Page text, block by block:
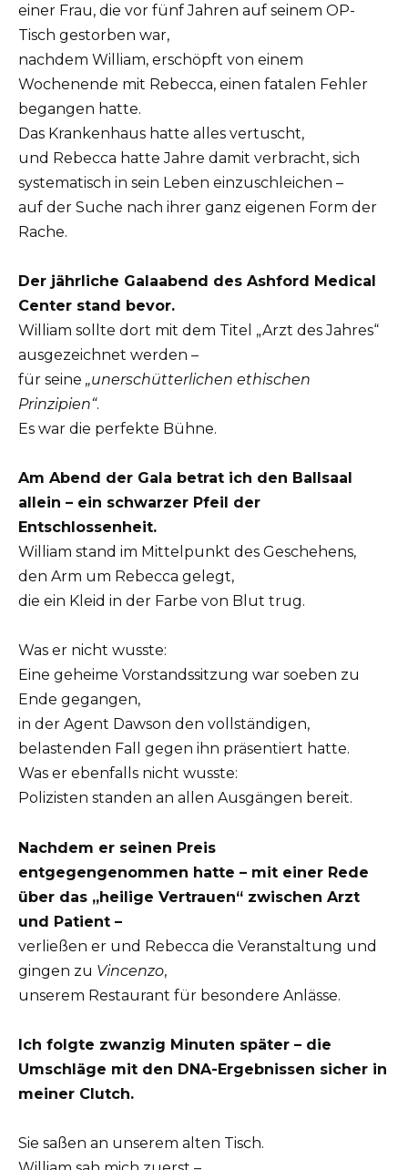
einer Frau, die vor fünf Jahren auf seinem OP-
Tisch gestorben war,
nachdem William, erschöpft von einem
Wochenende mit Rebecca, einen fatalen Fehler
begangen hatte.
Das Krankenhaus hatte alles vertuscht,
und Rebecca hatte Jahre damit verbracht, sich
systematisch in sein Leben einzuschleichen –
auf der Suche nach ihrer ganz eigenen Form der
Rache.
Der jährliche Galaabend des Ashford Medical
Center stand bevor.
William sollte dort mit dem Titel „Arzt des Jahres“
ausgezeichnet werden –
für seine „unerschütterlichen ethischen
Prinzipien“.
Es war die perfekte Bühne.
Am Abend der Gala betrat ich den Ballsaal
allein – ein schwarzer Pfeil der
Entschlossenheit.
William stand im Mittelpunkt des Geschehens,
den Arm um Rebecca gelegt,
die ein Kleid in der Farbe von Blut trug.
Was er nicht wusste:
Eine geheime Vorstandssitzung war soeben zu
Ende gegangen,
in der Agent Dawson den vollständigen,
belastenden Fall gegen ihn präsentiert hatte.
Was er ebenfalls nicht wusste:
Polizisten standen an allen Ausgängen bereit.
Nachdem er seinen Preis
entgegengenommen hatte – mit einer Rede
über das „heilige Vertrauen“ zwischen Arzt
und Patient –
verließen er und Rebecca die Veranstaltung und
gingen zu Vincenzo,
unserem Restaurant für besondere Anlässe.
Ich folgte zwanzig Minuten später – die
Umschläge mit den DNA-Ergebnissen sicher in
meiner Clutch.
Sie saßen an unserem alten Tisch.